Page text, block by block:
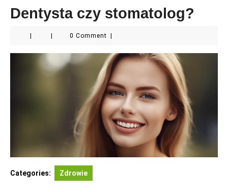
Dentysta czy stomatolog?
0 Comment
Categories: Zdrowie